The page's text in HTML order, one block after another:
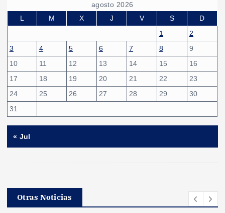
agosto 2026
L
M X J V S
D
1
2
3
4 5 6 7 8
9
10
11 12 13 14 15
16
17
18 19 20 21 22
23
24
25 26 27 28 29
30
31
« Jul
Otras Noticias